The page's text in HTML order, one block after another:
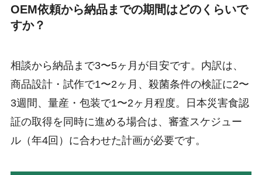
OEM依頼から納品までの期間はどのくらいで
すか？
相談から納品まで3〜5ヶ月が目安です。内訳は、
商品設計・試作で1〜2ヶ月、殺菌条件の検証に2〜
3週間、量産・包装で1〜2ヶ月程度。日本災害食認
証の取得を同時に進める場合は、審査スケジュー
ル（年4回）に合わせた計画が必要です。